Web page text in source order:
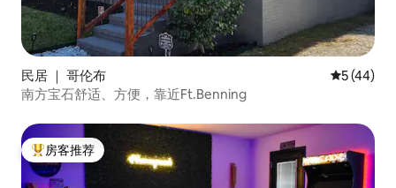
民居 ｜ 哥伦布 平均评分
5 (44)
南方宝石舒适、方便，靠近Ft.Benning
热门「房客推荐」
房客推荐